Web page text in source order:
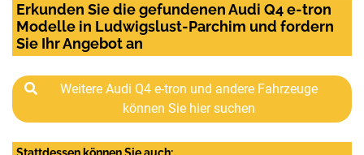
Erkunden Sie die gefundenen Audi Q4 e-tron
Modelle in Ludwigslust-Parchim und fordern
Sie Ihr Angebot an
Weitere Audi Q4 e-tron und andere Fahrzeuge
können Sie hier suchen